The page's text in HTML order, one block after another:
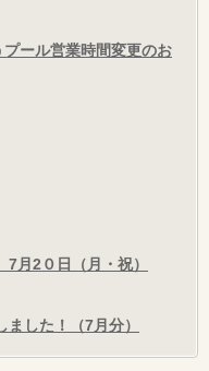
プール営業時間変更のお
月2０日（月・祝）
した！（7月分）